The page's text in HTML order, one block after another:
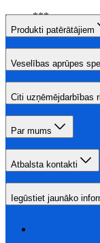
0%
Produkti patērātājiem
Veselības aprūpes
Citi uzņēmējdarbības
Par mums
Atbalsta kontakti
Iegūstiet jaunāko